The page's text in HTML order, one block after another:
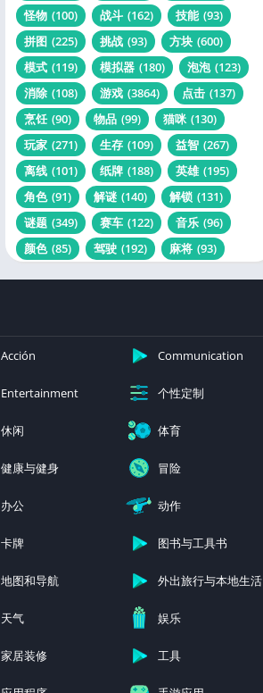
怪物 (100) 战斗 (162) 技能 (93)
拼图 (225) 挑战 (93) 方块 (600)
模式 (119) 模拟器 (180) 泡泡 (123)
消除 (108) 游戏 (3864) 点击 (137)
烹饪 (90) 物品 (99) 猫咪 (130)
玩家 (271) 生存 (109) 益智 (267)
离线 (101) 纸牌 (188) 英雄 (195)
角色 (91) 解谜 (140) 解锁 (131)
谜题 (349) 赛车 (122) 音乐 (96)
颜色 (85) 驾驶 (192) 麻将 (93)
Acción Communication
Entertainment 个性定制
休闲 体育
健康与健身 冒险
办公 动作
卡牌 图书与工具书
地图和导航 外出旅行与本地生活
天气 娱乐
家居装修 工具